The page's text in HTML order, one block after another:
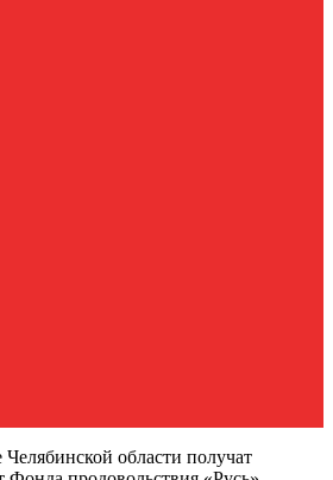
Челябинской области получат